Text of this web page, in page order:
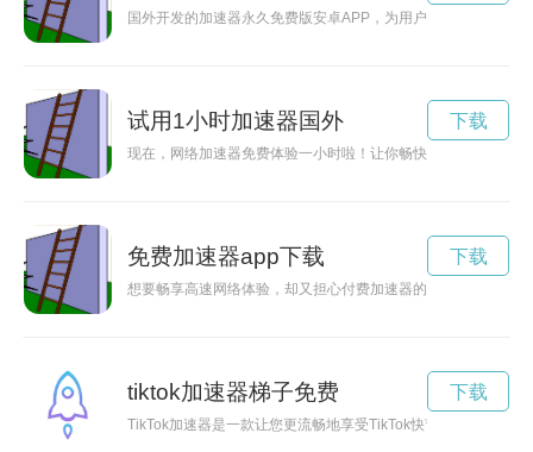
国外开发的加速器永久免费版安卓APP，为用户提供流畅稳定
试用1小时加速器国外
现在，网络加速器免费体验一小时啦！让你畅快体验极速网络
下载
免费加速器app下载
想要畅享高速网络体验，却又担心付费加速器的高昂费用？别
下载
tiktok加速器梯子免费
TikTok加速器是一款让您更流畅地享受TikTok快节奏生活的利
下载